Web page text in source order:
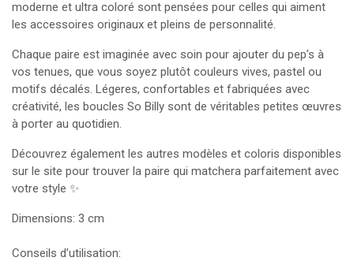
moderne et ultra coloré sont pensées pour celles qui aiment
les accessoires originaux et pleins de personnalité.
Chaque paire est imaginée avec soin pour ajouter du pep’s à
vos tenues, que vous soyez plutôt couleurs vives, pastel ou
motifs décalés. Légeres, confortables et fabriquées avec
créativité, les boucles So Billy sont de véritables petites œuvres
à porter au quotidien.
Découvrez également les autres modèles et coloris disponibles
sur le site pour trouver la paire qui matchera parfaitement avec
votre style ✨
Dimensions: 3 cm
Conseils d’utilisation: